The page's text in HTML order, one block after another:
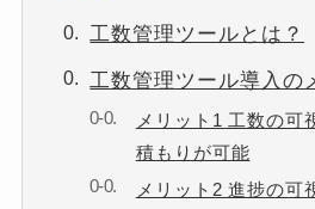
工数管理ツールとは？
工数管理ツール導入の
メリット1 工数の可
積もりが可能
メリット2 進捗の可